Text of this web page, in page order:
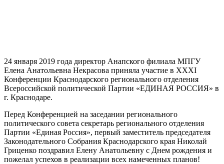
24 января 2019 года директор Анапского филиала МПГУ
Елена Анатольевна Некрасова приняла участие в XXXI
Конференции Краснодарского регионального отделения
Всероссийской политической Партии «ЕДИНАЯ РОССИЯ» в
г. Краснодаре.
Перед Конференцией на заседании регионального
политического совета секретарь регионального отделения
Партии «Единая Россия», первый заместитель председателя
Законодательного Собрания Краснодарского края Николай
Гриценко поздравил Елену Анатольевну с Днем рождения и
пожелал успехов в реализации всех намеченных планов!